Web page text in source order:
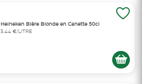
Heineken Bière Blonde en Canette 50cl
3,44 €/LITRE